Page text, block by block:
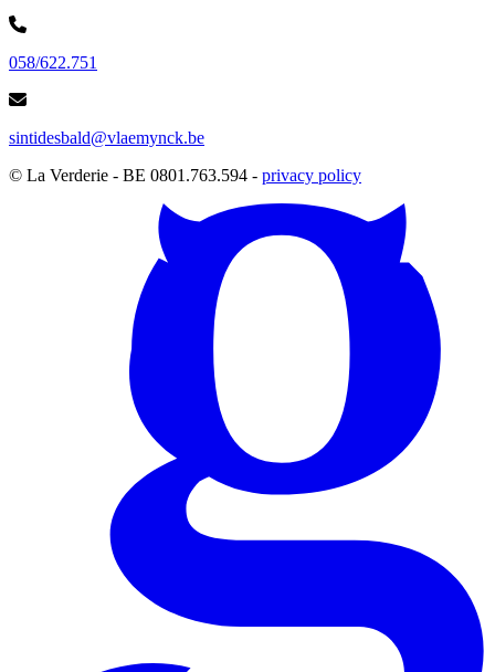
058/622.751
sintidesbald@vlaemynck.be
© La Verderie - BE 0801.763.594 - privacy policy